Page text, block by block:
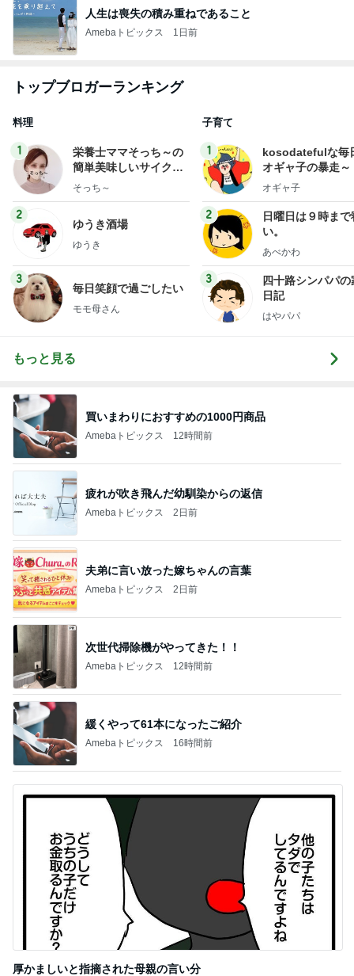
人生は喪失の積み重ねであること
Amebaトピックス 1日前
トップブロガーランキング
料理
1
栄養士ママそっち～の
簡単美味しいサイクル
献立
そっち～
2
ゆうき酒場
ゆうき
3
毎日笑顔で過ごしたい
モモ母さん
子育て
1
kosodatefulな毎
オギャ子の暴走～
オギャ子
2
日曜日は９時まで
い。
あべかわ
3
四十路シンパパの
日記
はやパパ
もっと見る
買いまわりにおすすめの1000円商品
Amebaトピックス 12時間前
疲れが吹き飛んだ幼馴染からの返信
Amebaトピックス 2日前
夫弟に言い放った嫁ちゃんの言葉
Amebaトピックス 2日前
次世代掃除機がやってきた！！
Amebaトピックス 12時間前
緩くやって61本になったご紹介
Amebaトピックス 16時間前
厚かましいと指摘された母親の言い分